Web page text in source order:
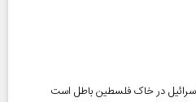
در خاک فلسطین باطل است